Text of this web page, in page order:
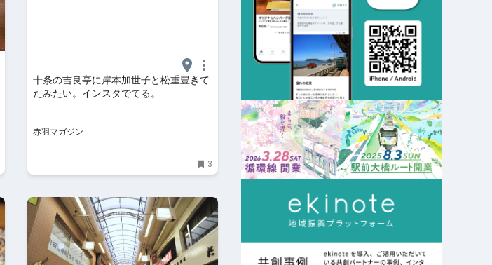
十条の吉良亭に岸本加世子と松重豊きて
たみたい。インスタでてる。
赤羽マガジン
3